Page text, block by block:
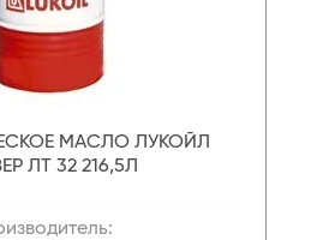
МАСЛО ЛУКОЙЛ
ЛТ 32 216,5Л